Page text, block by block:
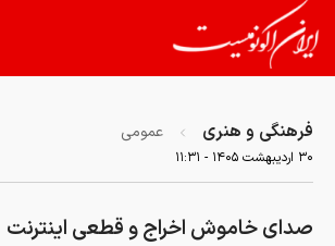
فرهنگی و هنری عمومی
۳۰ ارديبهشت ۱۴۰۵ - ۱۱:۳۱
صدای خاموش اخراج و قطعی اینترنت